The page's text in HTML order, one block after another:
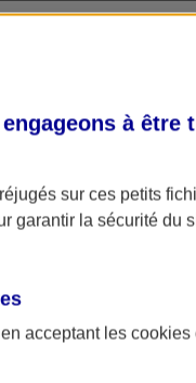
AXA Assurance
à
sur ces petits
garantir la sécurité du
acceptant les cookies